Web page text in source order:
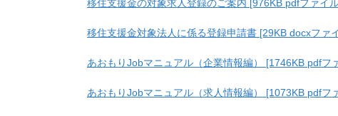
移住支援金の対象求人登録のご案内 [976KB pdfファイ
移住支援金対象法人に係る登録申請書 [29KB docxファ
あおもりJobマニュアル（企業情報編） [1746KB pdfフ
あおもりJobマニュアル（求人情報編） [1073KB pdfフ